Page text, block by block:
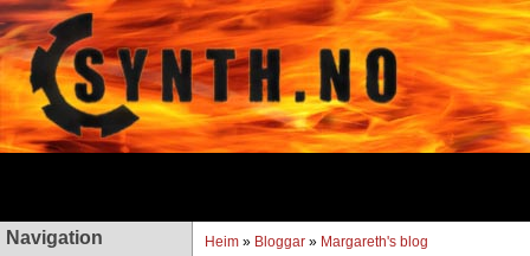
Navigation Heim » Bloggar » Margareth's blog